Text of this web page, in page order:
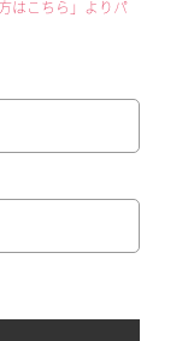
はこちら」よりパ